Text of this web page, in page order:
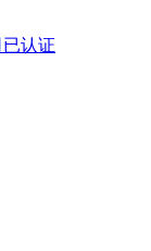
已认证